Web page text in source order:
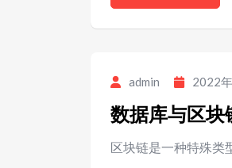
admin 2022
数据库与区块
区块链是一种特殊类